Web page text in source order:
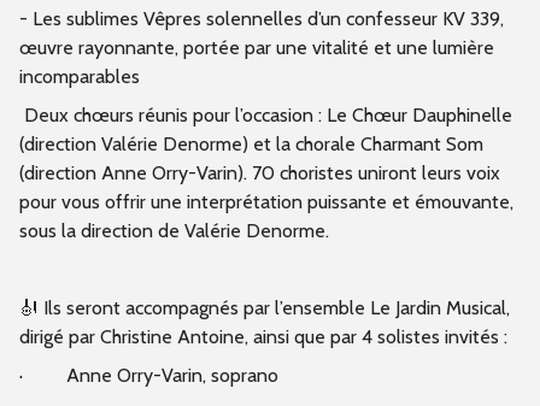
- Les sublimes Vêpres solennelles d’un confesseur KV 339,
œuvre rayonnante, portée par une vitalité et une lumière
incomparables
Deux chœurs réunis pour l’occasion : Le Chœur Dauphinelle
(direction Valérie Denorme) et la chorale Charmant Som
(direction Anne Orry-Varin). 70 choristes uniront leurs voix
pour vous offrir une interprétation puissante et émouvante,
sous la direction de Valérie Denorme.
🎻 Ils seront accompagnés par l’ensemble Le Jardin Musical,
dirigé par Christine Antoine, ainsi que par 4 solistes invités :
· Anne Orry-Varin, soprano